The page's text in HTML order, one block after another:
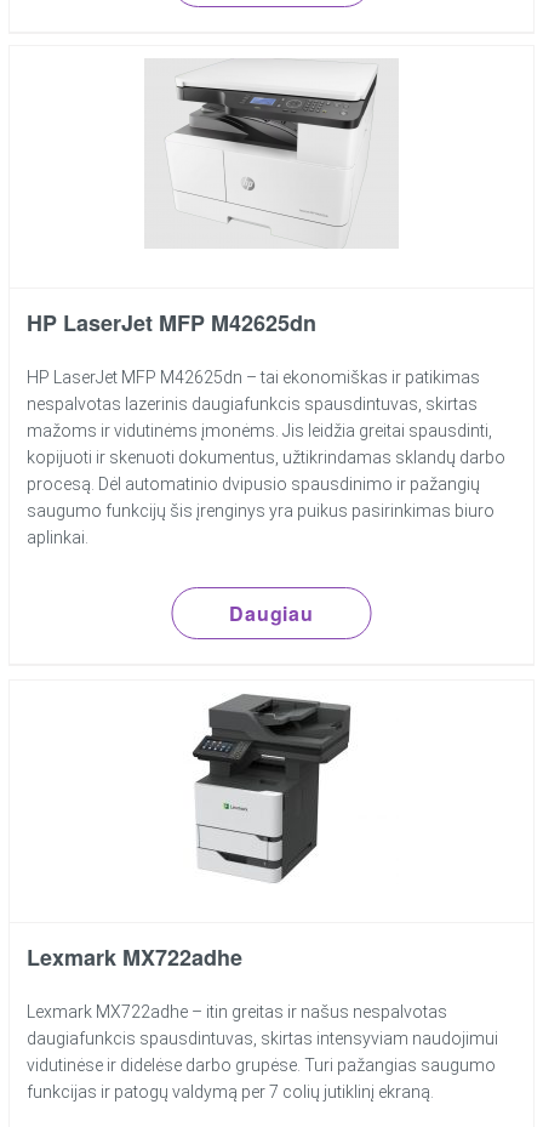
HP LaserJet MFP M42625dn
HP LaserJet MFP M42625dn – tai ekonomiškas ir patikimas
nespalvotas lazerinis daugiafunkcis spausdintuvas, skirtas
mažoms ir vidutinėms įmonėms. Jis leidžia greitai spausdinti,
kopijuoti ir skenuoti dokumentus, užtikrindamas sklandų darbo
procesą. Dėl automatinio dvipusio spausdinimo ir pažangių
saugumo funkcijų šis įrenginys yra puikus pasirinkimas biuro
aplinkai.
Daugiau
Lexmark MX722adhe
Lexmark MX722adhe – itin greitas ir našus nespalvotas
daugiafunkcis spausdintuvas, skirtas intensyviam naudojimui
vidutinėse ir didelėse darbo grupėse. Turi pažangias saugumo
funkcijas ir patogų valdymą per 7 colių jutiklinį ekraną.